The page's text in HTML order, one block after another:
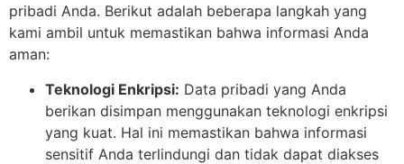
pribadi Anda. Berikut adalah beberapa langkah yang
kami ambil untuk memastikan bahwa informasi Anda
aman:
Teknologi Enkripsi: Data pribadi yang Anda
berikan disimpan menggunakan teknologi enkripsi
yang kuat. Hal ini memastikan bahwa informasi
sensitif Anda terlindungi dan tidak dapat diakses